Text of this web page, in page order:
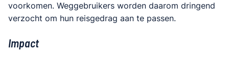
voorkomen. Weggebruikers worden daarom dringend
verzocht om hun reisgedrag aan te passen.
Impact